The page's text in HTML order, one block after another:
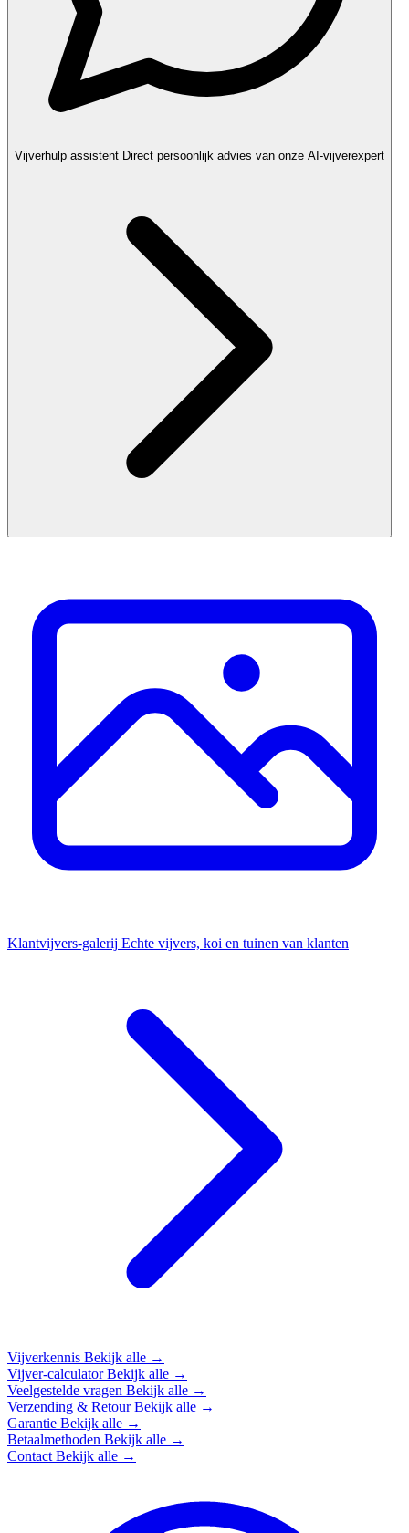
Vijverhulp assistent Direct persoonlijk advies van onze AI-vijverexpert
Klantvijvers-galerij Echte vijvers, koi en tuinen van klanten
Vijverkennis Bekijk alle →
Vijver-calculatorBekijk alle →
Veelgestelde vragen Bekijk alle →
Verzending & RetourBekijk alle →
Garantie Bekijk alle →
Betaalmethoden Bekijk alle →
Contact Bekijk alle →